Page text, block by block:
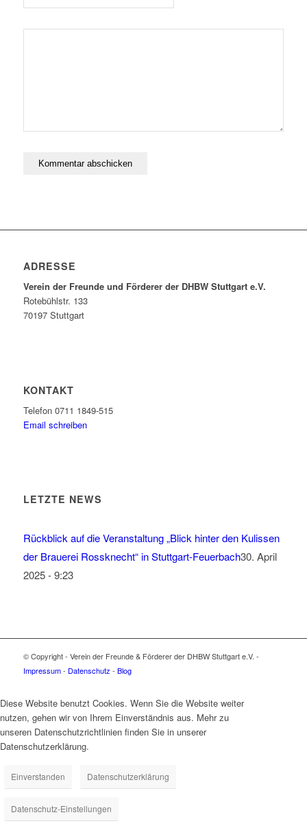
ADRESSE
Verein der Freunde und Förderer der DHBW Stuttgart e.V.
Rotebühlstr. 133
70197 Stuttgart
KONTAKT
Telefon 0711 1849-515
Email schreiben
LETZTE NEWS
Rückblick auf die Veranstaltung „Blick hinter den Kulissen
der Brauerei Rossknecht“ in Stuttgart-Feuerbach30. April
2025 - 9:23
© Copyright - Verein der Freunde & Förderer der DHBW Stuttgart e.V. -
Impressum- Datenschutz - Blog
Diese Website benutzt Cookies. Wenn Sie die Website weiter
nutzen, gehen wir von Ihrem Einverständnis aus. Mehr zu
unseren Datenschutzrichtlinien finden Sie in unserer
Datenschutzerklärung.
Einverstanden Datenschutzerklärung
Datenschutz-Einstellungen